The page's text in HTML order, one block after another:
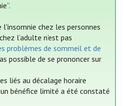
chez les personnes
l’adulte n’est pas
problèmes de sommeil et de
possible de se prononcer sur
liés au décalage horaire
bénéfice limité a été constaté